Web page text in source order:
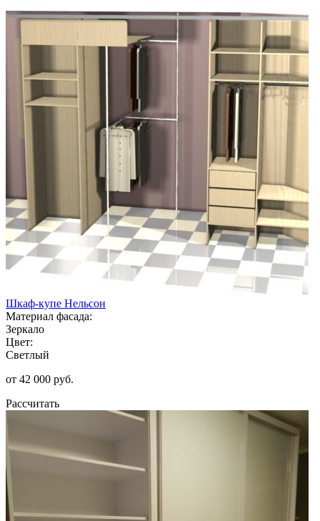
Шкаф-купе Нельсон
Материал фасада:
Зеркало
Цвет:
Светлый
от 42 000 руб.
Рассчитать